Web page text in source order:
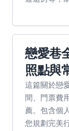
戀愛巷
照點與
這篇關於戀
間、門票費
薦。包含個
您規劃完美